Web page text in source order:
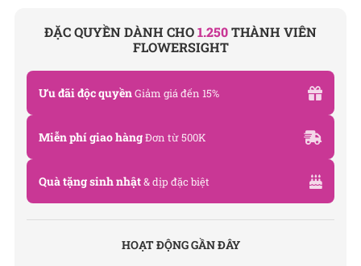
ĐẶC QUYỀN DÀNH CHO1.250THÀNH VIÊN
FLOWERSIGHT
Ưu đãi độc quyềnGiảm giá đến 15%
Miễn phí giao hàngĐơn từ 500K
Quà tặng sinh nhật& dịp đặc biệt
HOẠT ĐỘNG GẦN ĐÂY